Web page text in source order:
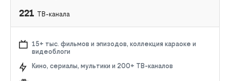
221 ТВ-канала
15+ тыс. фильмов и эпизодов, коллекция караоке и
видеоблоги
Кино, сериалы, мультики и 200+ ТВ-каналов